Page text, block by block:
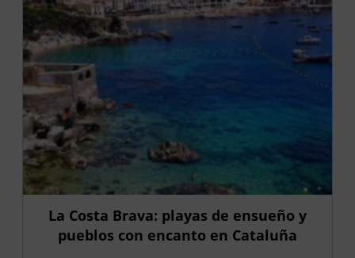
La Costa Brava: playas de ensueño y
pueblos con encanto en Cataluña